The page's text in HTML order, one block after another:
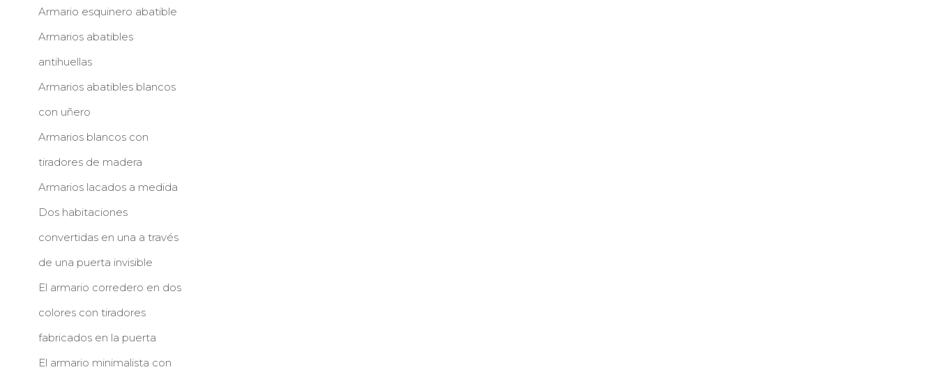
Armario esquinero abatible
Armarios abatibles
antihuellas
Armarios abatibles blancos
con uñero
Armarios blancos con
tiradores de madera
Armarios lacados a medida
Dos habitaciones
convertidas en una a través
de una puerta invisible
El armario corredero en dos
colores con tiradores
fabricados en la puerta
El armario minimalista con